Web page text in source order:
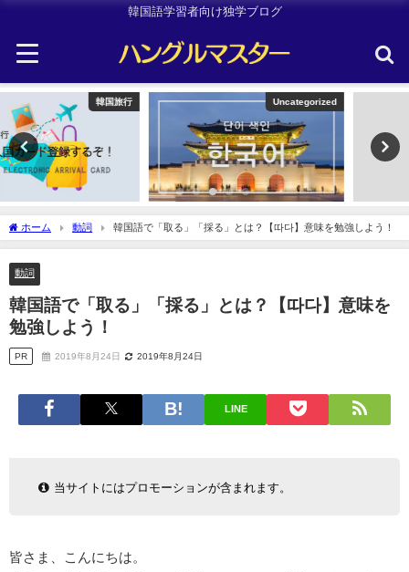
韓国語学習者向け独学ブログ
Uncategorized
ホーム 動詞 韓国語で「取る」「採る」とは？【따다】意味を勉強しよう！
動詞
韓国語で「取る」「採る」とは？【따다】意味を
勉強しよう！
PR 2019年8月24日 2019年8月24日
LINE
当サイトにはプロモーションが含まれます。
皆さま、こんにちは。